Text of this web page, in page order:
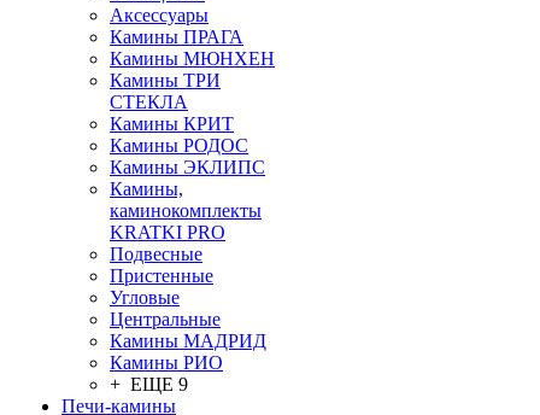
Аксессуары
Камины ПРАГА
Камины МЮНХЕН
Камины ТРИ
СТЕКЛА
Камины КРИТ
Камины РОДОС
Камины ЭКЛИПС
Камины,
каминокомплекты
KRATKI PRO
Подвесные
Пристенные
Угловые
Центральные
Камины МАДРИД
Камины РИО
+ ЕЩЕ 9
Печи-камины